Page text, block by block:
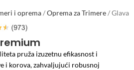
i oprema/Oprema za Trimere/Glava
pruža izuzetnu efikasnost i
i korova, zahvaljujući robusnoj